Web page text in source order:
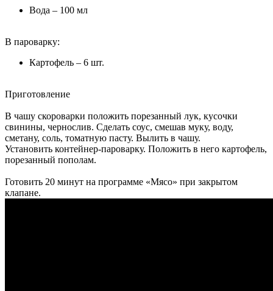
Вода – 100 мл
В пароварку:
Картофель – 6 шт.
Приготовление
В чашу скороварки положить порезанный лук, кусочки
свинины, чернослив. Сделать соус, смешав муку, воду,
сметану, соль, томатную пасту. Вылить в чашу.
Установить контейнер-пароварку. Положить в него картофель,
порезанный пополам.
Готовить 20 минут на программе «Мясо» при закрытом
клапане.